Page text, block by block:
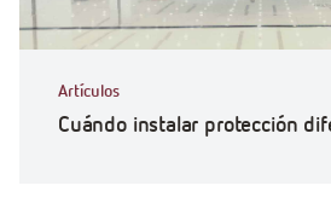
Artículos
Cuándo instalar protección